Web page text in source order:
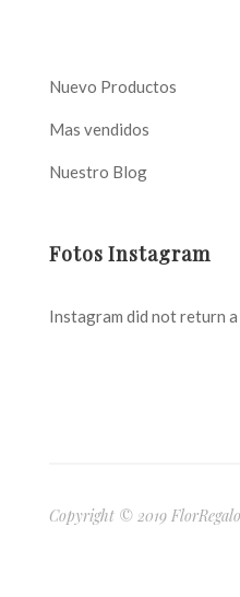
Nuevo Productos
Mas vendidos
Nuestro Blog
Fotos Instagram
Instagram did not return a
Copyright © 2019